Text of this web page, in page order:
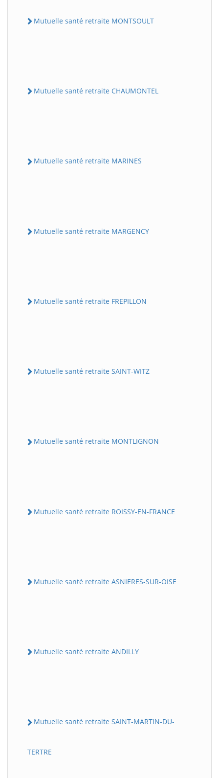
Mutuelle santé retraite MONTSOULT
Mutuelle santé retraite CHAUMONTEL
Mutuelle santé retraite MARINES
Mutuelle santé retraite MARGENCY
Mutuelle santé retraite FREPILLON
Mutuelle santé retraite SAINT-WITZ
Mutuelle santé retraite MONTLIGNON
Mutuelle santé retraite ROISSY-EN-FRANCE
Mutuelle santé retraite ASNIERES-SUR-OISE
Mutuelle santé retraite ANDILLY
Mutuelle santé retraite SAINT-MARTIN-DU-
TERTRE